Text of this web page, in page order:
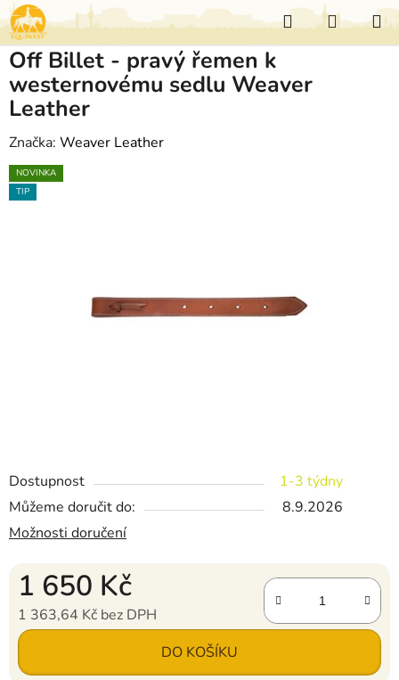
Přejít
na
obsah
Hledat
KOŠÍK
Dostupnost
1-3 týdny
Můžeme doručit do:
8.9.2026
Možnosti doručení
1 650 Kč
1 363,64 Kč bez DPH
Měrná cena: DO KOŠÍKU
Off Billet - pravý řemen k
westernovému sedlu Weaver
Leather
Značka: Weaver Leather
NOVINKA
TIP